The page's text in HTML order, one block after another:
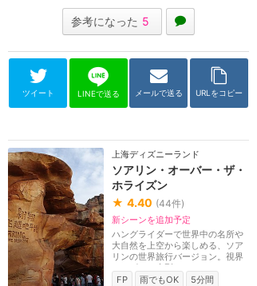
参考になった 5
ツイート LINEで送る メールで送る URLをコピー
上海ディズニーランド
ソアリン・オーバー・ザ・
ホライズン
★ 4.40 (44件)
新シーンを追加予定
ハングライダーで世界中の名所や
大自然を上空から楽しめる、ソア
リンの世界旅行バージョン。視界
いっぱいの大型ス...
FP
雨でもOK 5分間